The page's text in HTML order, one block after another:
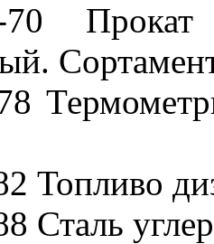
Прокат
Топливо
Сталь